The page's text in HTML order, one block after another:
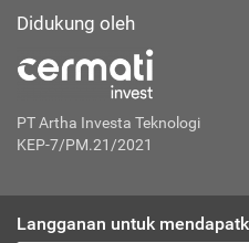
Didukung oleh
PT Artha Investa Teknologi
KEP-7/PM.21/2021
Langganan untuk